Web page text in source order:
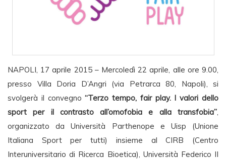
NAPOLI, 17 aprile 2015 – Mercoledì 22 aprile, alle ore 9.00,
presso Villa Doria D’Angri (via Petrarca 80, Napoli), si
svolgerà il convegno“Terzo tempo, fair play. I valori dello
sport per il contrasto all’omofobia e alla transfobia”,
organizzato da Università Parthenope e Uisp (Unione
Italiana Sport per tutti) insieme al CIRB (Centro
Interuniversitario di Ricerca Bioetica), Università Federico II